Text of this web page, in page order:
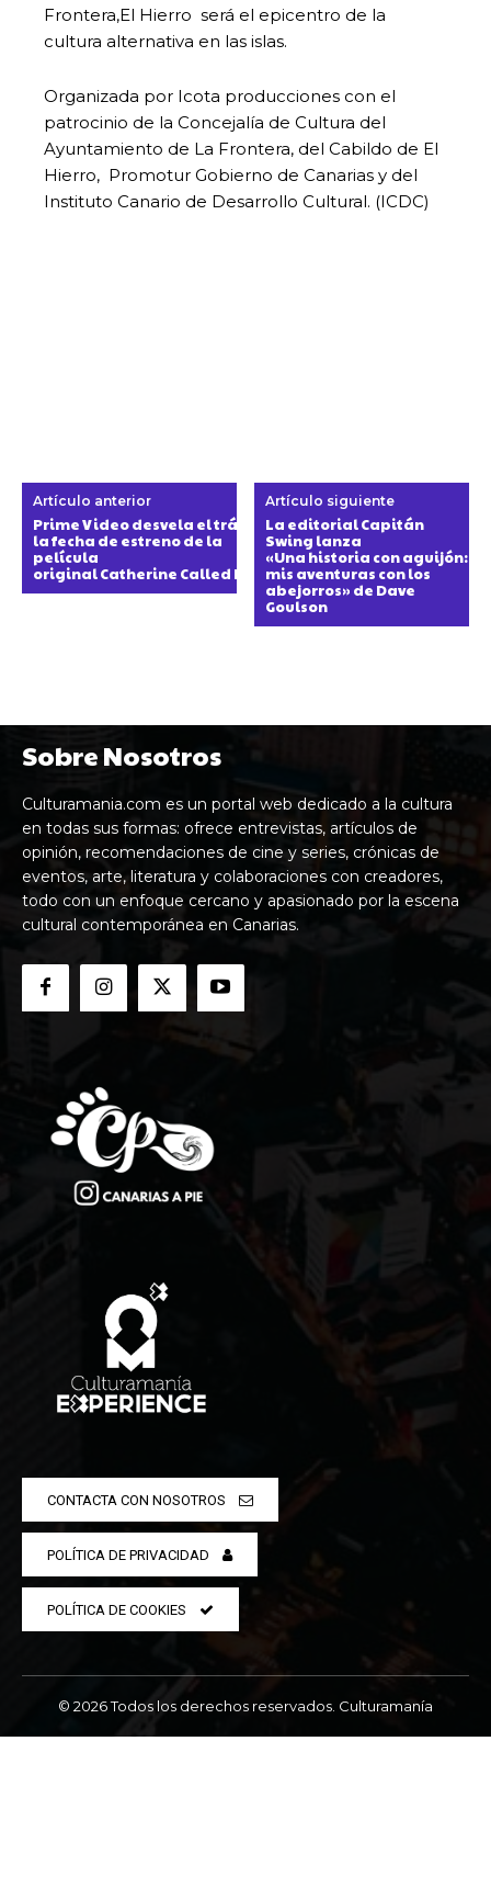
Frontera,El Hierro será el epicentro de la
cultura alternativa en las islas.
Organizada por Icota producciones con el
patrocinio de la Concejalía de Cultura del
Ayuntamiento de La Frontera, del Cabildo de El
Hierro, Promotur Gobierno de Canarias y del
Instituto Canario de Desarrollo Cultural. (ICDC)
Artículo anterior
Prime Video desvela el tráiler y
la fecha de estreno de la
película
original Catherine Called Birdy
Artículo siguiente
La editorial Capitán
Swing lanza
«Una historia con aguijón:
mis aventuras con los
abejorros» de Dave
Goulson
Sobre Nosotros
Culturamania.com es un portal web dedicado a la cultura
en todas sus formas: ofrece entrevistas, artículos de
opinión, recomendaciones de cine y series, crónicas de
eventos, arte, literatura y colaboraciones con creadores,
todo con un enfoque cercano y apasionado por la escena
cultural contemporánea en Canarias.
CONTACTA CON NOSOTROS
POLÍTICA DE PRIVACIDAD
POLÍTICA DE COOKIES
© 2026 Todos los derechos reservados. Culturamanía